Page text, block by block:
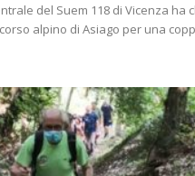
del Suem 118 di Vicenza ha
alpino di Asiago per una